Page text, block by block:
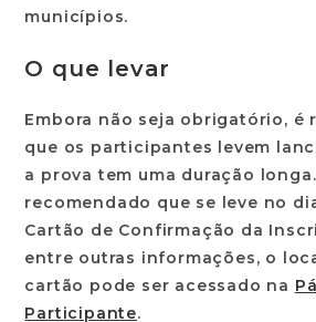
municípios.
O que levar
Embora não seja obrigatório, é
que os participantes levem
a prova tem uma duração
recomendado que se leve no
Cartão de Confirmação da
entre outras informações, o
cartão pode ser acessado na
Participante.